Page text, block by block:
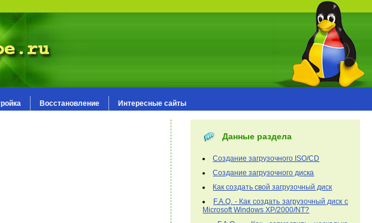
Восстановление Интересные сайты
Данные раздела
Создание загрузочного ISO/CD
Создание загрузочного диска
Как создать свой загрузочный диск
F.A.Q. - Как создать загрузочный диск с
Microsoft Windows XP/2000/NT?